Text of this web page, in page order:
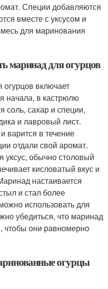
Специи добавляются
вместе с уксусом и
для маринования
маринад для огурцов
включает
начала, в кастрюлю
соль, сахар и специи,
и лавровый лист.
варится в течение
отдали свой аромат.
уксус, обычно столовый
кисловатый вкус и
настаивается
и стал более
использовать для
убедиться, что маринад
чтобы они равномерно
огурцы